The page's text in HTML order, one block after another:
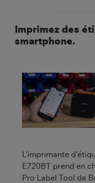
Imprimez des
smartphone.
L'imprimante
E720BT prend en
Pro Label Tool de